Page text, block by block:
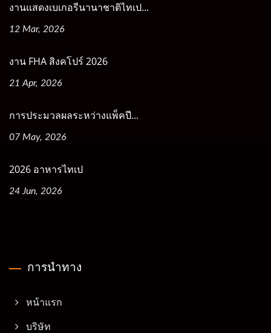
งานแสดงเบเกอรีนานาชาติไทเป...
12 Mar, 2026
งาน FHA สิงคโปร์ 2026
21 Apr, 2026
การประมวลผลระหว่างแพ็คปี...
07 May, 2026
2026 อาหารไทเป
24 Jun, 2026
การนำทาง
หน้าแรก
บริษัท